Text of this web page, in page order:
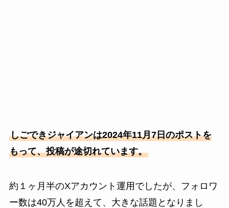
しごできジャイアンは2024年11月7日のポストを
もって、投稿が途切れています。
約１ヶ月半のXアカウント運用でしたが、フォロワ
ー数は40万人を超えて、大きな話題となりまし